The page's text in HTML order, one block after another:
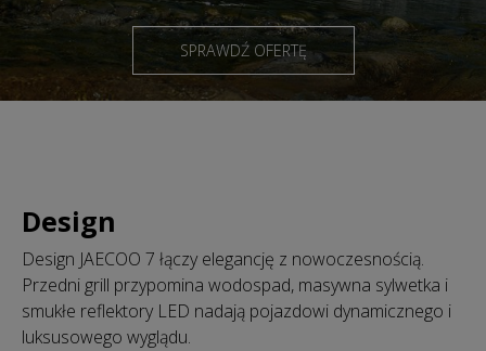
SPRAWDŹ OFERTĘ
Design
Design JAECOO 7 łączy elegancję z nowoczesnością.
Przedni grill przypomina wodospad, masywna sylwetka i
smukłe reflektory LED nadają pojazdowi dynamicznego i
luksusowego wyglądu.